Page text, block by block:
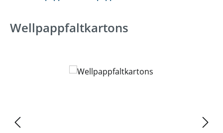
Wellpappfaltkartons
Bildergalerie überspringen